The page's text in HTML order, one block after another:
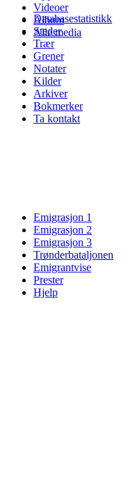
Videoer
Album
Alle media
Databasestatistikk
Steder
Trær
Grener
Notater
Kilder
Arkiver
Bokmerker
Ta kontakt
Emigrasjon 1
Emigrasjon 2
Emigrasjon 3
Trønderbataljonen
Emigrantvise
Prester
Hjelp